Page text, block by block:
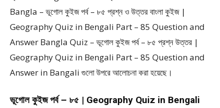
Bangla – ভূগোল কুইজ পর্ব – ৮৫ প্রশ্ন ও উত্তর বাংলা কুইজ |
Geography Quiz in Bengali Part – 85 Question and
Answer Bangla Quiz – ভূগোল কুইজ পর্ব – ৮৫ প্রশ্ন উত্তর |
Geography Quiz in Bengali Part – 85 Question and
Answer in Bangali গুলো উপরে আলোচনা করা হয়েছে।
ভূগোল কুইজ পর্ব – ৮৫ | Geography Quiz in Bengali